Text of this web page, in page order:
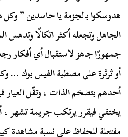
هدوسكوا بالجزمة يا حاسدين ” وكل
الجاهل وتجعله أكثر اتكالًا
جمهورًا جاهز لاستقبال أي أفكار
أو ثرثرة على مصطبة الفيس بوك …
أحدهم بتضخم الذات ، وتقّل العيار
يختفي فيقرر يرتكب جريمة تشهر ،
مفتعلة للحفاظ على نسبة مشاهدة